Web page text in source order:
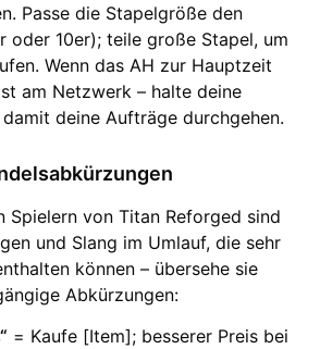
Passe die Stapelgröße den
oder 10er); teile große Stapel, um
Wenn das AH zur Hauptzeit
am Netzwerk – halte deine
deine Aufträge durchgehen.
Spielern von Titan Reforged sind
und Slang im Umlauf, die sehr
können – übersehe sie
Abkürzungen:
= Kaufe [Item]; besserer Preis bei